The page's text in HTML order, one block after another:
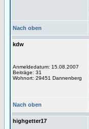
Nach oben
kdw
Anmeldedatum: 15.08.2007
Beiträge: 31
Wohnort: 29451 Dannenberg
Nach oben
highgetter17